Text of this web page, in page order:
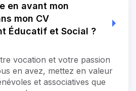
en avant mon
mon CV
Éducatif et Social ?
vocation et votre passion
en avez, mettez en valeur
et associatives que